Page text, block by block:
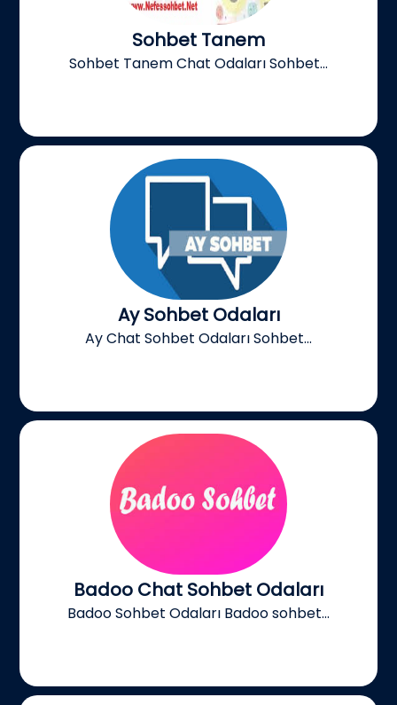
Sohbet Tanem
Sohbet Tanem Chat Odaları Sohbet...
Ay Sohbet Odaları
Ay Chat Sohbet Odaları Sohbet...
Badoo Chat Sohbet Odaları
Badoo Sohbet Odaları Badoo sohbet...